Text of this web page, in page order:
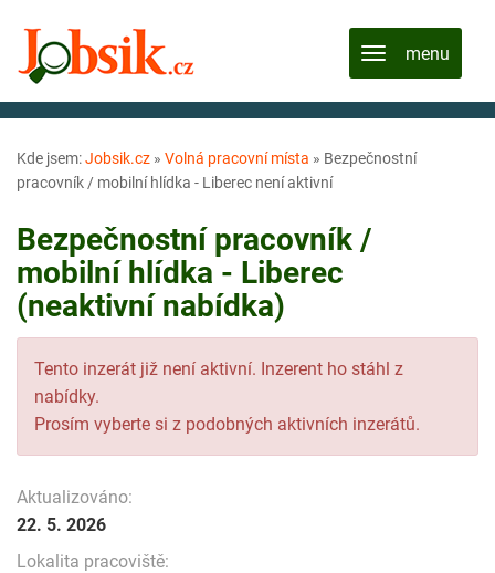
Kde jsem:Jobsik.cz » Volná pracovní místa » Bezpečnostní
pracovník / mobilní hlídka - Liberec není aktivní
Bezpečnostní pracovník /
mobilní hlídka - Liberec
(neaktivní nabídka)
Tento inzerát již není aktivní. Inzerent ho stáhl z
nabídky.
Prosím vyberte si z podobných aktivních inzerátů.
Aktualizováno:
22. 5. 2026
Lokalita pracoviště: